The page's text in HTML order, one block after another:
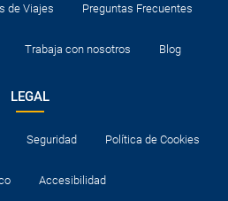
de Viajes Preguntas Frecuentes
Trabaja con nosotros Blog
LEGAL
Seguridad Política de Cookies
Accesibilidad